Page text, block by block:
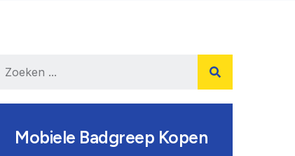
Mobiele Badgreep Kopen